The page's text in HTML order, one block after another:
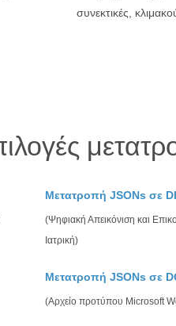
συνεκτικές,
Μετατροπή JSONs σε
(Ψηφιακή Απεικόνιση και
Ιατρική)
Μετατροπή JSONs σε
(Αρχείο προτύπου Microsoft